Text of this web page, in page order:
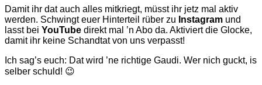
Damit ihr dat auch alles mitkriegt, müsst ihr jetz mal aktiv
werden. Schwingt euer Hinterteil rüber zu Instagram und
lasst bei YouTube direkt mal ’n Abo da. Aktiviert die Glocke,
damit ihr keine Schandtat von uns verpasst!
Ich sag’s euch: Dat wird ’ne richtige Gaudi. Wer nich guckt, is
selber schuld! 😉